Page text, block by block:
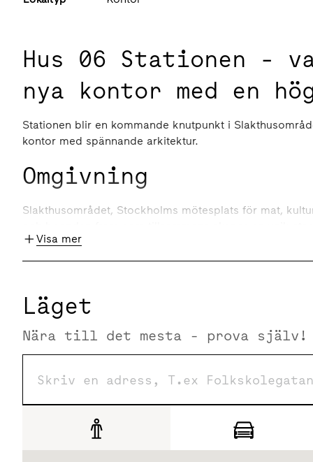
Hus 06 Stationen -
nya kontor med en
Stationen blir en kommande knutpunkt i
kontor med spännande arkitektur.
Omgivning
Slakthusområdet, Stockholms mötesplats för mat,
branscher med tech, design och innovation i fokus.
möjligheter för att växa på en global marknad.
Kommunikationer
Just nu är närmsta station med både tvär- och
du Gullmarsplan som utöver tvär- och tunnelbana är
klar 2030 får Slakthusområdet en egen
Service
Utbudet av restauranger och barer kommer inom de
Visa mer
Läget
Nära till det mesta - prova själv!